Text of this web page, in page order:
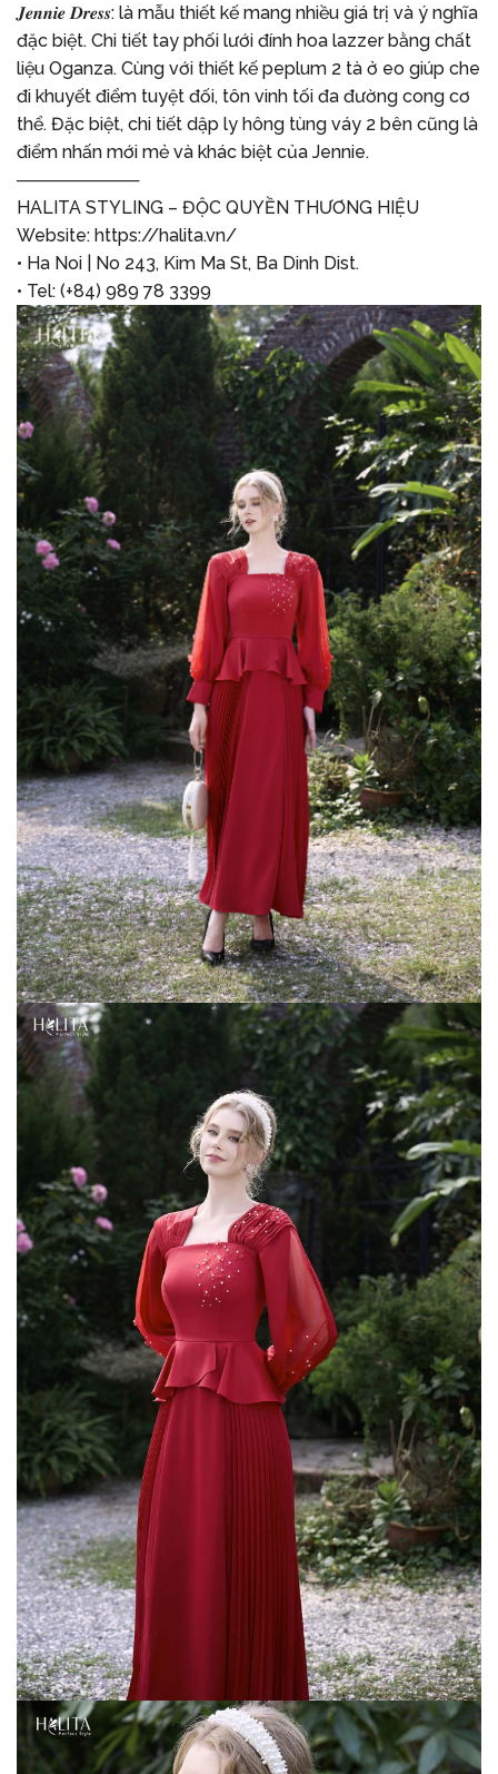
𝑱𝒆𝒏𝒏𝒊𝒆 𝑫𝒓𝒆𝒔𝒔: là mẫu thiết kế mang nhiều giá trị và ý nghĩa
đặc biệt. Chi tiết tay phối lưới đính hoa lazzer bằng chất
liệu Oganza. Cùng với thiết kế peplum 2 tà ở eo giúp che
đi khuyết điểm tuyệt đối, tôn vinh tối đa đường cong cơ
thể. Đặc biệt, chi tiết dập ly hông tùng váy 2 bên cũng là
điểm nhấn mới mẻ và khác biệt của Jennie.
──────────
HALITA STYLING – ĐỘC QUYỀN THƯƠNG HIỆU
Website: https://halita.vn/
• Ha Noi | No 243, Kim Ma St, Ba Dinh Dist.
• Tel: (+84) 989 78 3399